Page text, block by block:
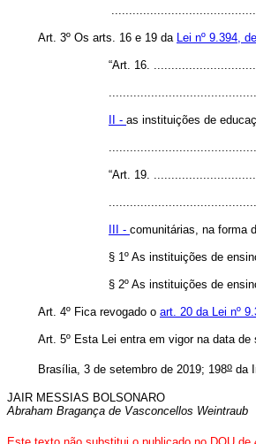
Art. 3º Os arts. 16 e 19 da Lei nº 9.394,
“Art. 16.
II - as instituições de
“Art. 19.
III - comunitárias, na forma
§ 1º As instituições de
§ 2º As instituições de
Art. 4º Fica revogado o art. 20 da Lei nº
Art. 5º Esta Lei entra em vigor na data de
Brasília, 3 de setembro de 2019; 198o da
JAIR MESSIAS BOLSONARO
Abraham Bragança de Vasconcellos Weintraub